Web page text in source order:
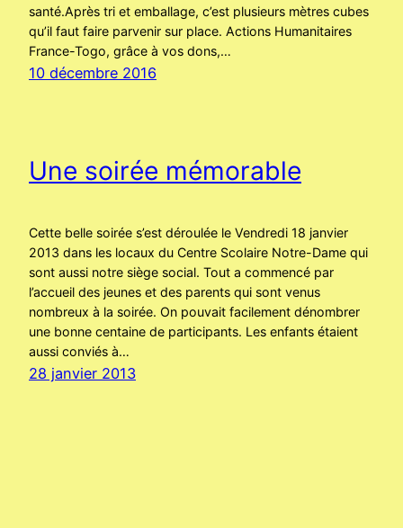
santé.Après tri et emballage, c’est plusieurs mètres cubes
qu’il faut faire parvenir sur place. Actions Humanitaires
France-Togo, grâce à vos dons,…
10 décembre 2016
Une soirée mémorable
Cette belle soirée s’est déroulée le Vendredi 18 janvier
2013 dans les locaux du Centre Scolaire Notre-Dame qui
sont aussi notre siège social. Tout a commencé par
l’accueil des jeunes et des parents qui sont venus
nombreux à la soirée. On pouvait facilement dénombrer
une bonne centaine de participants. Les enfants étaient
aussi conviés à…
28 janvier 2013